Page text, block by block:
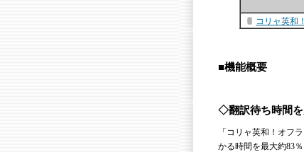
コリャ英和
■機能概要
◇翻訳待ち時間を
「コリャ英和！オフ
かる時間を最大約83％